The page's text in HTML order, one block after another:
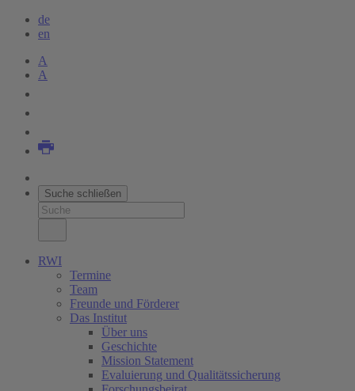
de
en
A
A
Suche schließen
RWI
Termine
Team
Freunde und Förderer
Das Institut
Über uns
Geschichte
Mission Statement
Evaluierung und Qualitätssicherung